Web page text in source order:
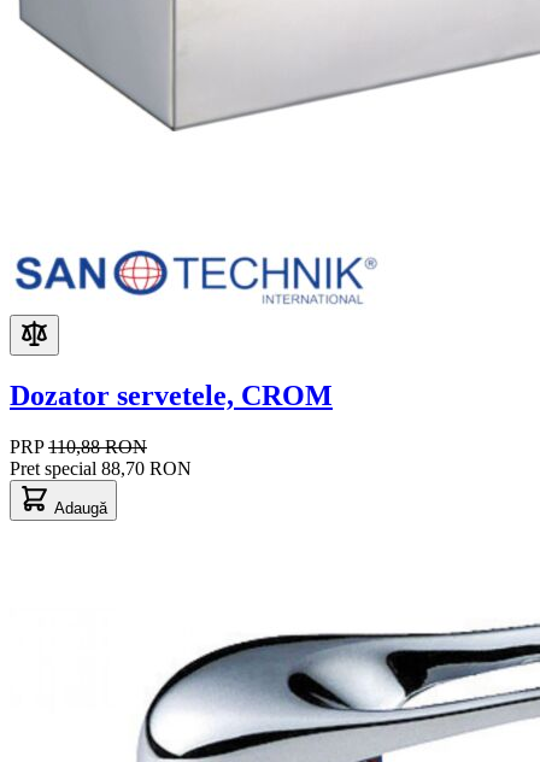
Dozator servetele, CROM
PRP 110,88 RON
Pret special 88,70 RON
Adaugă